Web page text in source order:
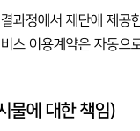
과정에서 재단에 제공
스 이용계약은 자동으
물에 대한 책임)